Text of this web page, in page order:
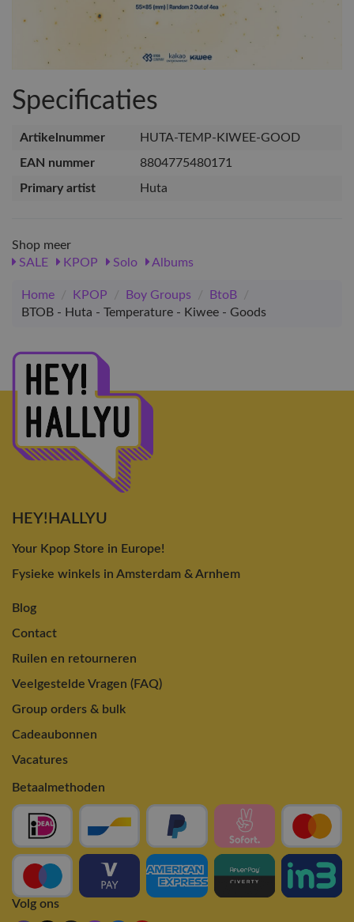
Specificaties
Artikelnummer
HUTA-TEMP-KIWEE-GOOD
EAN nummer
8804775480171
Primary artist
Huta
Shop meer
SALE
KPOP Solo Albums
Home / KPOP / Boy Groups / BtoB
/
BTOB - Huta - Temperature - Kiwee - Goods
HEY!HALLYU
Your Kpop Store in Europe!
Fysieke winkels in Amsterdam & Arnhem
Blog
Contact
Ruilen en retourneren
Veelgestelde Vragen (FAQ)
Group orders & bulk
Cadeaubonnen
Vacatures
Betaalmethoden
Volg ons